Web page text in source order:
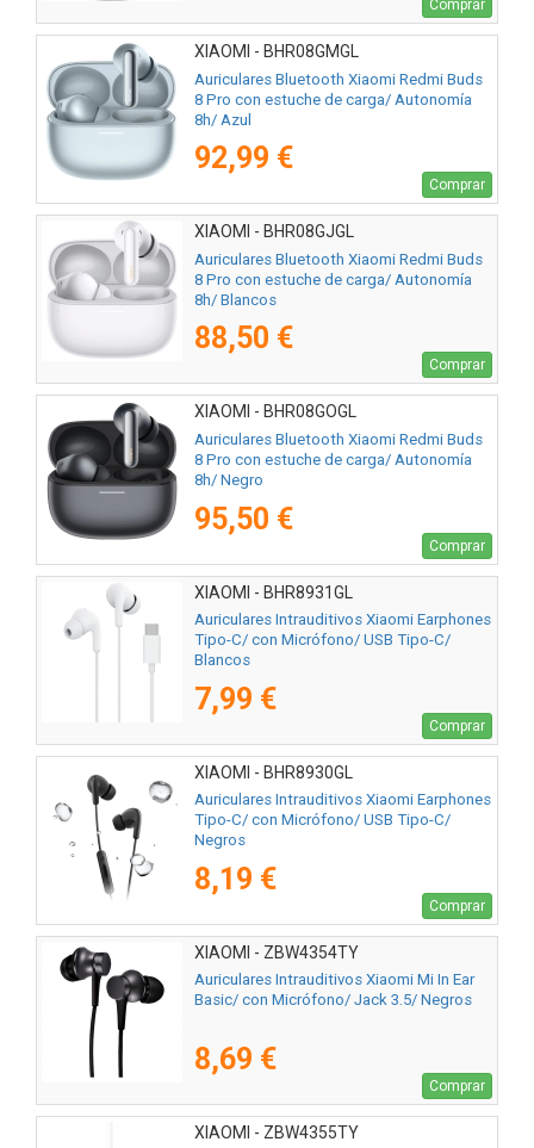
Comprar
XIAOMI - BHR08GMGL
Auriculares Bluetooth Xiaomi Redmi Buds
8 Pro con estuche de carga/ Autonomía
8h/ Azul
92,99 €
Comprar
XIAOMI - BHR08GJGL
Auriculares Bluetooth Xiaomi Redmi Buds
8 Pro con estuche de carga/ Autonomía
8h/ Blancos
88,50 €
Comprar
XIAOMI - BHR08GOGL
Auriculares Bluetooth Xiaomi Redmi Buds
8 Pro con estuche de carga/ Autonomía
8h/ Negro
95,50 €
Comprar
XIAOMI - BHR8931GL
Auriculares Intrauditivos Xiaomi Earphones
Tipo-C/ con Micrófono/ USB Tipo-C/
Blancos
7,99 €
Comprar
XIAOMI - BHR8930GL
Auriculares Intrauditivos Xiaomi Earphones
Tipo-C/ con Micrófono/ USB Tipo-C/
Negros
8,19 €
Comprar
XIAOMI - ZBW4354TY
Auriculares Intrauditivos Xiaomi Mi In Ear
Basic/ con Micrófono/ Jack 3.5/ Negros
8,69 €
Comprar
XIAOMI - ZBW4355TY